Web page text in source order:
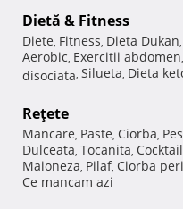
Dietă & Fitness
Diete, Fitness, Dieta Dukan,
Aerobic, Exercitii abdomen,
disociata, Silueta, Dieta
Reţete
Mancare, Paste, Ciorba,
Dulceata, Tocanita, Cocktail
Maioneza, Pilaf, Ciorba
Ce mancam azi